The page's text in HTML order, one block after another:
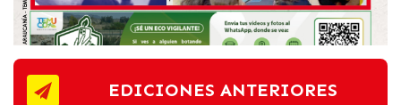
EDICIONES ANTERIORES